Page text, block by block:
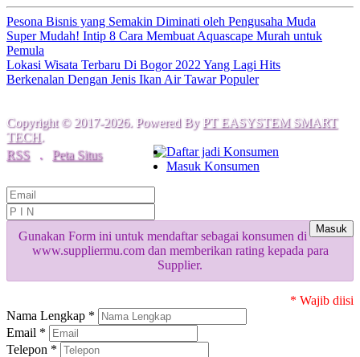
Pesona Bisnis yang Semakin Diminati oleh Pengusaha Muda
Super Mudah! Intip 8 Cara Membuat Aquascape Murah untuk
Pemula
Lokasi Wisata Terbaru Di Bogor 2022 Yang Lagi Hits
Berkenalan Dengan Jenis Ikan Air Tawar Populer
Copyright © 2017-2026. Powered By PT EASYSTEM SMART
TECH.
RSS
. Peta Situs
Daftar jadi Konsumen
Masuk Konsumen
Masuk
Gunakan Form ini untuk mendaftar sebagai konsumen di
www.suppliermu.com dan memberikan rating kepada para
Supplier.
* Wajib diisi
Nama Lengkap *
Email *
Telepon *